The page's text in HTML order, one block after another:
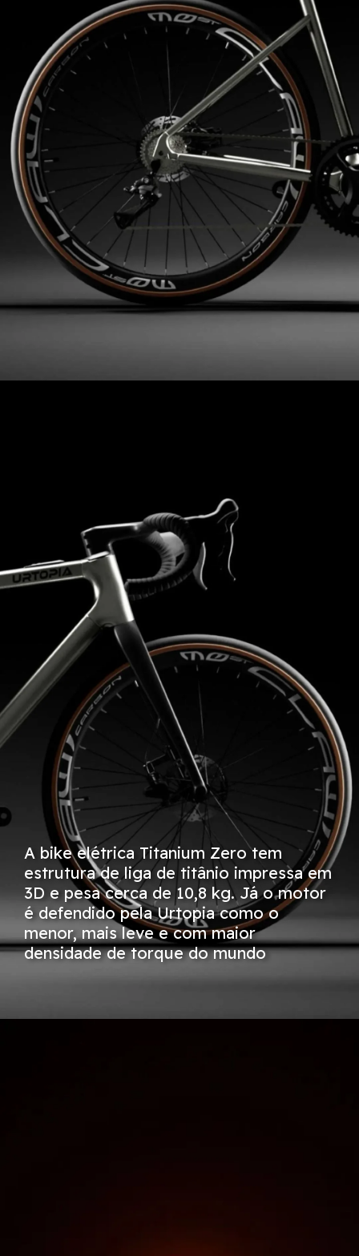
A bike elétrica Titanium Zero tem
estrutura de liga de titânio impressa em
3D e pesa cerca de 10,8 kg. Já o motor
é defendido pela Urtopia como o
menor, mais leve e com maior
densidade de torque do mundo